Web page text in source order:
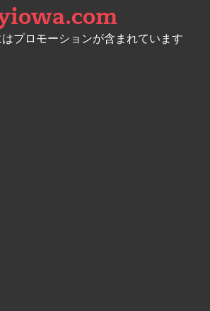
プロモーションが含まれています